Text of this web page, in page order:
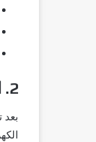
2. استخدام الأدوات المتطورة لتسليك مرحاض الحمام